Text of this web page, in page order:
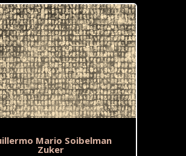
Mario Soibelman
Zuker